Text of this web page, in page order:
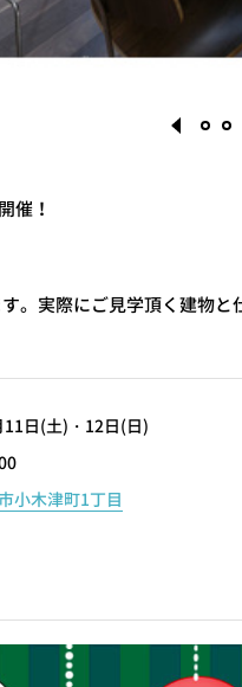
催！
。実際にご見学頂く建物と
日(土)・12日(日)
小木津町1丁目